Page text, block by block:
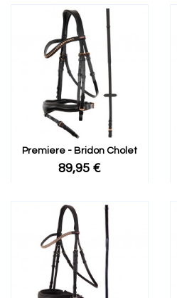
Premiere - Bridon Cholet
89,95 €